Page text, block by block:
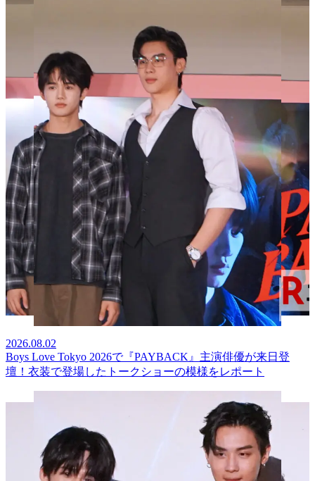
2026.08.02
Boys Love Tokyo 2026で『PAYBACK』主演俳優が来日登
壇！衣装で登場したトークショーの模様をレポート